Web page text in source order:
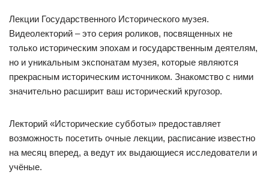
Лекции Государственного Исторического музея.
Видеолекторий – это серия роликов, посвященных не
только историческим эпохам и государственным деятелям,
но и уникальным экспонатам музея, которые являются
прекрасным историческим источником. Знакомство с ними
значительно расширит ваш исторический кругозор.
Лекторий «Исторические субботы» предоставляет
возможность посетить очные лекции, расписание известно
на месяц вперед, а ведут их выдающиеся исследователи и
учёные.